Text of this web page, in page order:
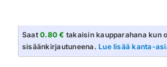
Saat0.80 € takaisin kaupparahana kun
sisäänkirjautuneena.Lue lisää kanta-